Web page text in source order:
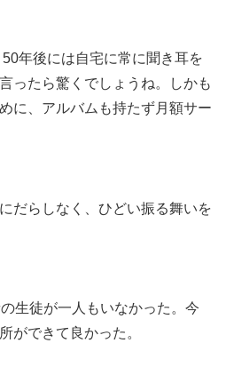
年後には自宅に常に聞き耳を
ったら驚くでしょうね。しかも
に、アルバムも持たず月額サー
だらしなく、ひどい振る舞いを
生徒が一人もいなかった。今
ができて良かった。